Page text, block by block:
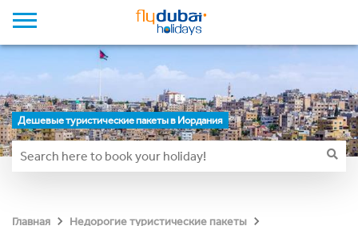
Дешевые туристические пакеты в Иордания
Главная
Недорогие туристические пакеты